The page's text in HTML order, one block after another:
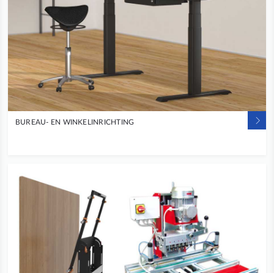
BUREAU- EN WINKELINRICHTING